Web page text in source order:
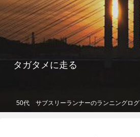
タガタメに走る
50代 サブスリーランナーのランニングログ